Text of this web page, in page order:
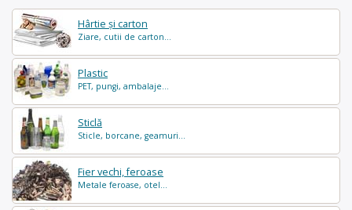
Hârtie și carton
Ziare, cutii de carton...
Plastic
PET, pungi, ambalaje...
Sticlă
Sticle, borcane, geamuri...
Fier vechi, feroase
Metale feroase, otel...